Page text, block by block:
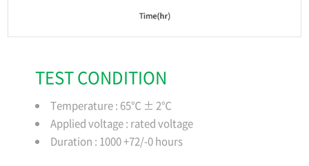
TEST CONDITION
Temperature : 65℃ ± 2℃
Applied voltage : rated voltage
Duration : 1000 +72/-0 hours